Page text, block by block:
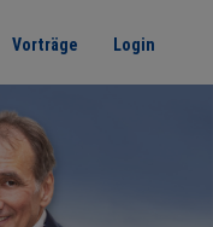
Vorträge Login